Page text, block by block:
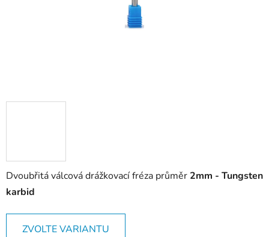
Dvoubřitá válcová drážkovací fréza průměr 2mm - Tungsten
karbid
ZVOLTE VARIANTU